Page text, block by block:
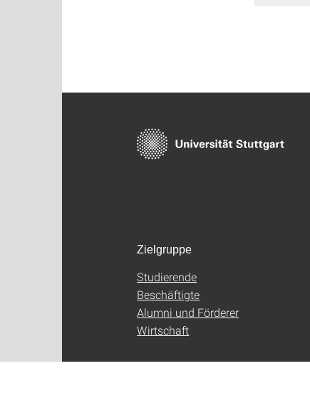
Zielgruppe
Studierende
Beschäftigte
Alumni und Förderer
Wirtschaft